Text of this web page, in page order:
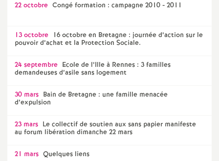
22 octobre Congé formation : campagne 2010 - 2011
13 octobre 16 octobre en Bretagne : journée d’action sur le
pouvoir d’achat et la Protection Sociale.
24 septembre Ecole de l’Ille à Rennes : 3 familles
demandeuses d’asile sans logement
30 mars Bain de Bretagne : une famille menacée
d’expulsion
23 mars Le collectif de soutien aux sans papier manifeste
au forum libération dimanche 22 mars
21 mars Quelques liens